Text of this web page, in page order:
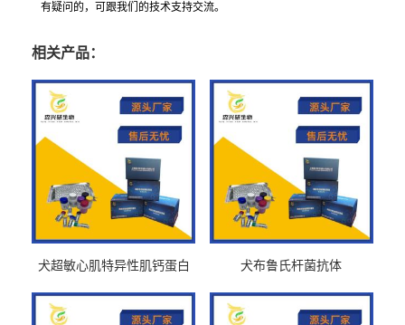
有疑问的，可跟我们的技术支持交流。
相关产品：
犬超敏心肌特异性肌钙蛋白
犬布鲁氏杆菌抗体